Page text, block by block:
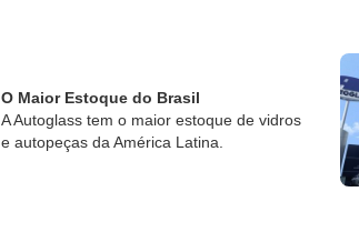
O Maior Estoque do Brasil
A Autoglass tem o maior estoque de vidros
e autopeças da América Latina.